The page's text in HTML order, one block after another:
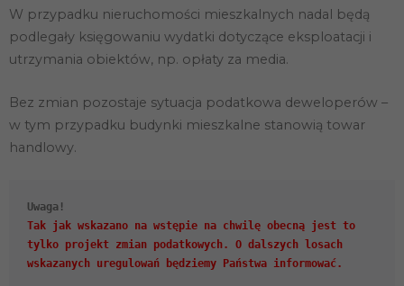
W przypadku nieruchomości mieszkalnych nadal będą
podlegały księgowaniu wydatki dotyczące eksploatacji i
utrzymania obiektów, np. opłaty za media.
Bez zmian pozostaje sytuacja podatkowa deweloperów –
w tym przypadku budynki mieszkalne stanowią towar
handlowy.
Tak jak wskazano na wstępie na chwilę obecną jest to
tylko projekt zmian podatkowych. O dalszych losach
niektóre funkcje
znikną ze
strony
internetowej.
Marketing
Udostępniając
strony, zwiększasz
szansę na
zobaczenie
spersonalizowanych